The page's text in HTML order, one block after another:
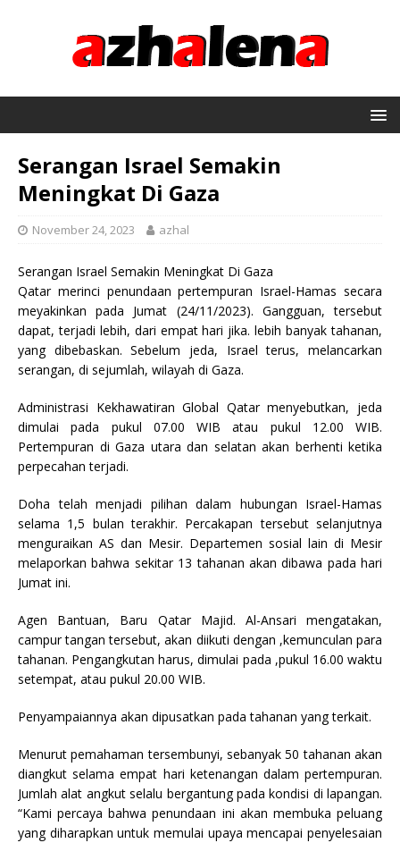
Serangan Israel Semakin
Meningkat Di Gaza
November 24, 2023 azhal
Serangan Israel Semakin Meningkat Di Gaza
Qatar merinci penundaan pertempuran Israel-Hamas secara
meyakinkan pada Jumat (24/11/2023). Gangguan, tersebut
dapat, terjadi lebih, dari empat hari jika. lebih banyak tahanan,
yang dibebaskan. Sebelum jeda, Israel terus, melancarkan
serangan, di sejumlah, wilayah di Gaza.
Administrasi Kekhawatiran Global Qatar menyebutkan, jeda
dimulai pada pukul 07.00 WIB atau pukul 12.00 WIB.
Pertempuran di Gaza utara dan selatan akan berhenti ketika
perpecahan terjadi.
Doha telah menjadi pilihan dalam hubungan Israel-Hamas
selama 1,5 bulan terakhir. Percakapan tersebut selanjutnya
menguraikan AS dan Mesir. Departemen sosial lain di Mesir
melaporkan bahwa sekitar 13 tahanan akan dibawa pada hari
Jumat ini.
Agen Bantuan, Baru Qatar Majid. Al-Ansari mengatakan,
campur tangan tersebut, akan diikuti dengan ,kemunculan para
tahanan. Pengangkutan harus, dimulai pada ,pukul 16.00 waktu
setempat, atau pukul 20.00 WIB.
Penyampaiannya akan dipusatkan pada tahanan yang terkait.
Menurut pemahaman tersembunyi, sebanyak 50 tahanan akan
diangkut selama empat hari ketenangan dalam pertempuran.
Jumlah alat angkut selalu bergantung pada kondisi di lapangan.
“Kami percaya bahwa penundaan ini akan membuka peluang
yang diharapkan untuk memulai upaya mencapai penyelesaian